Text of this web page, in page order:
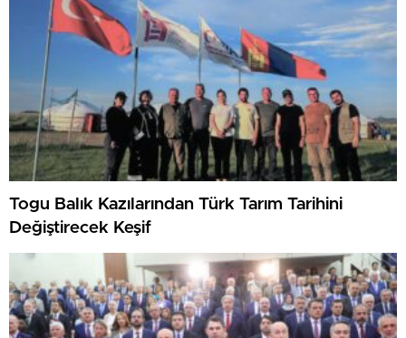
Togu Balık Kazılarından Türk Tarım Tarihini
Değiştirecek Keşif